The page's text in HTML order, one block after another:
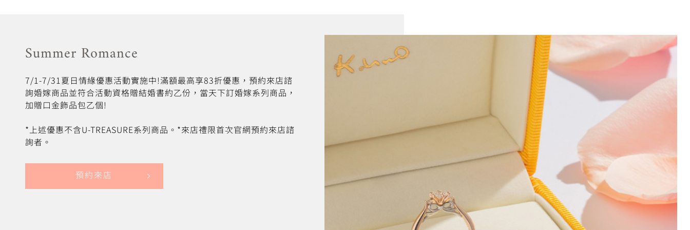
Summer Romance
7/1-7/31夏日情緣優惠活動實施中!滿額最高享83折優惠，預約來店諮
詢婚嫁商品並符合活動資格贈結婚書約乙份，當天下訂婚嫁系列商品，
加贈口金飾品包乙個!
*上述優惠不含U-TREASURE系列商品。*來店禮限首次官網預約來店諮
詢者。
預約來店